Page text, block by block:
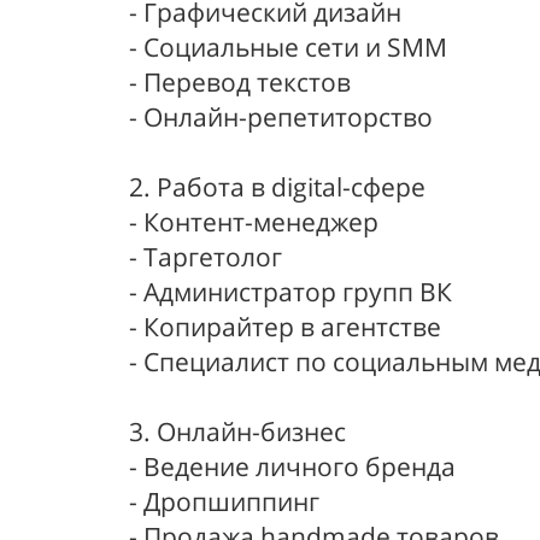
- Графический дизайн
- Социальные сети и SMM
- Перевод текстов
- Онлайн-репетиторство
2. Работа в digital-сфере
- Контент-менеджер
- Таргетолог
- Администратор групп ВК
- Копирайтер в агентстве
- Специалист по социальным
3. Онлайн-бизнес
- Ведение личного бренда
- Дропшиппинг